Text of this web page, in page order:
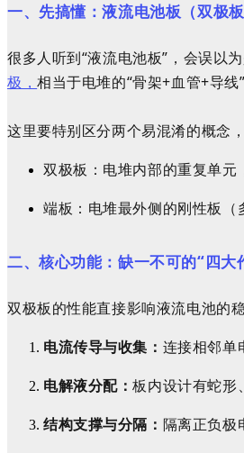
一、先搞懂：液流电池板（双极
很多人听到“液流电池板”，会误以
极，相当于电堆的“骨架+血管+导线”
这里要特别区分两个易混淆的概念
双极板：电堆内部的重复单
端板：电堆最外侧的刚性板
二、核心功能：缺一不可的“四大
双极板的性能直接影响液流电池的
电流传导与收集： 连接相邻单
电解液分配：板内设计有蛇形
结构支撑与分隔： 隔离正负极